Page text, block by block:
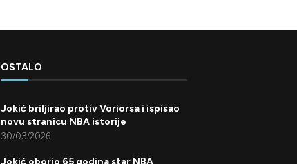
OSTALO
Jokić briljirao protiv Voriorsa i ispisao
novu stranicu NBA istorije
30/03/2026
Jokić oborio 65 godina star NBA